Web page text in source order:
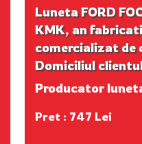
Luneta FORD
KMK, an
comercializat de
Domiciliul
Producator
Pret : 747 Lei